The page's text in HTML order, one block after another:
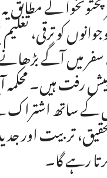
کو ترقی،
میں آگے
رفت ہیں۔ محکمہ
کے ساتھ
تربیت اور
رہے گا۔